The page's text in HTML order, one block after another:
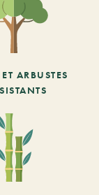
ARBUSTES